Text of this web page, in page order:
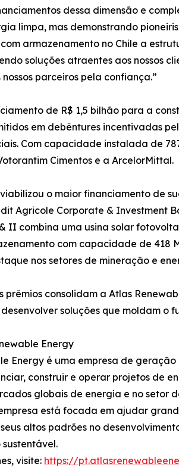
dessa dimensão e
limpa, mas demonstrando
armazenamento no Chile a
soluções atraentes aos nossos
parceiros pela confiança.”
de R$ 1,5 bilhão para a
em debêntures incentivadas
Com capacidade instalada de
Cimentos e a ArcelorMittal.
o maior financiamento de
Agricole Corporate & Investment
II combina uma usina solar
com capacidade de 418
nos setores de mineração e
prêmios consolidam a Atlas
desenvolver soluções que moldam
Energy
Energy é uma empresa de
construir e operar projetos de
globais de energia e no setor
está focada em ajudar
altos padrões no
visite: https://